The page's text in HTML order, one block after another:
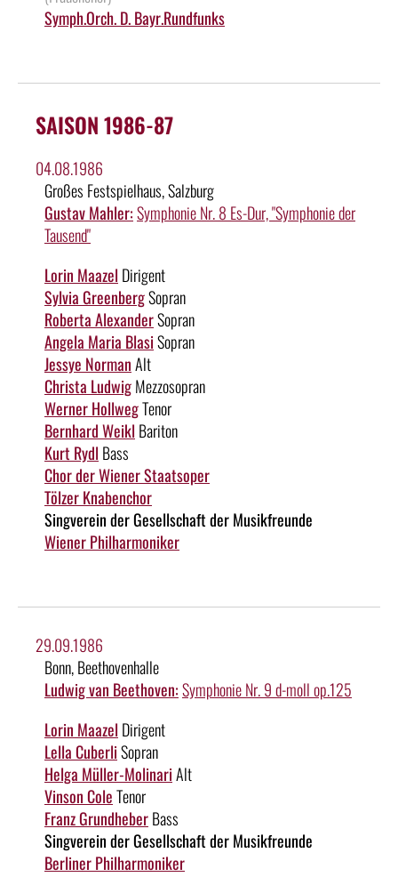
Symph.Orch. D. Bayr.Rundfunks
SAISON 1986-87
04.08.1986
Großes Festspielhaus, Salzburg
Gustav Mahler:Symphonie Nr. 8 Es-Dur, "Symphonie der
Tausend"
Lorin Maazel Dirigent
Sylvia GreenbergSopran
Roberta AlexanderSopran
Angela Maria BlasiSopran
Jessye NormanAlt
Christa LudwigMezzosopran
Werner HollwegTenor
Bernhard Weikl Bariton
Kurt Rydl Bass
Chor der Wiener Staatsoper
Tölzer Knabenchor
Singverein der Gesellschaft der Musikfreunde
Wiener Philharmoniker
29.09.1986
Bonn, Beethovenhalle
Ludwig van Beethoven:Symphonie Nr. 9 d-moll op.125
Lorin Maazel Dirigent
Lella CuberliSopran
Helga Müller-MolinariAlt
Vinson ColeTenor
Franz GrundheberBass
Singverein der Gesellschaft der Musikfreunde
Berliner Philharmoniker